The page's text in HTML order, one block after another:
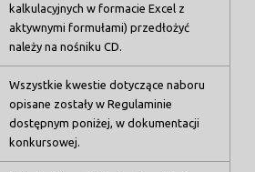
kalkulacyjnych w formacie Excel z
aktywnymi formułami) przedłożyć
należy na nośniku CD.
Wszystkie kwestie dotyczące naboru
opisane zostały w Regulaminie
dostępnym poniżej, w dokumentacji
konkursowej.